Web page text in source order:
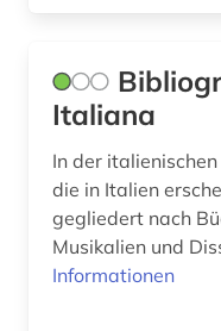
sammlung (1)
schottland (1)
Italiana
In der
die in Italien
gegliedert nach
Musikalien und
Informationen